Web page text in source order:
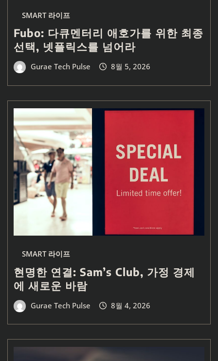
SMART 라이프
Fubo: 다큐멘터리 애호가를 위한 최종
선택, 넷플릭스를 넘어라
Gurae Tech Pulse 8월 5, 2026
SMART 라이프
현명한 연결: Sam’s Club, 가정 경제
에 새로운 바람
Gurae Tech Pulse 8월 4, 2026